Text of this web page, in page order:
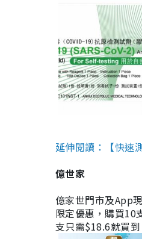
延伸閱讀：【快速
億世家
億家世門市及App
限定優惠，購買
支只需$18.6就買